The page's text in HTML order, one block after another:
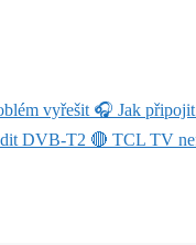
vyřešit 🎧 Jak
DVB-T2 🔴 TCL TV